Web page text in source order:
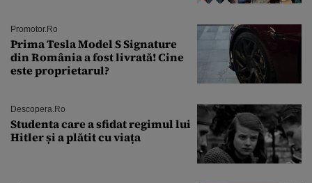
Promotor.ro
Prima Tesla Model S Signature
din România a fost livrată! Cine
este proprietarul?
Descopera.ro
Studenta care a sfidat regimul lui
Hitler și a plătit cu viața